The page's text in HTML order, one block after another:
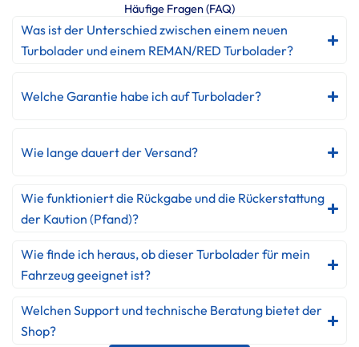
Häufige Fragen (FAQ)
Was ist der Unterschied zwischen einem neuen
Turbolader und einem REMAN/RED Turbolader?
Welche Garantie habe ich auf Turbolader?
Wie lange dauert der Versand?
Wie funktioniert die Rückgabe und die Rückerstattung
der Kaution (Pfand)?
Wie finde ich heraus, ob dieser Turbolader für mein
Fahrzeug geeignet ist?
Welchen Support und technische Beratung bietet der
Shop?